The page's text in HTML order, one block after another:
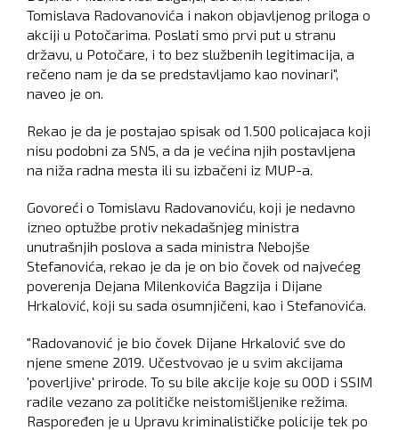
Tomislava Radovanovića i nakon objavljenog priloga o
akciji u Potočarima. Poslati smo prvi put u stranu
državu, u Potočare, i to bez službenih legitimacija, a
rečeno nam je da se predstavljamo kao novinari",
naveo je on.
Rekao je da je postajao spisak od 1.500 policajaca koji
nisu podobni za SNS, a da je većina njih postavljena
na niža radna mesta ili su izbačeni iz MUP-a.
Govoreći o Tomislavu Radovanoviću, koji je nedavno
izneo optužbe protiv nekadašnjeg ministra
unutrašnjih poslova a sada ministra Nebojše
Stefanovića, rekao je da je on bio čovek od najvećeg
poverenja Dejana Milenkovića Bagzija i Dijane
Hrkalović, koji su sada osumnjičeni, kao i Stefanovića.
"Radovanović je bio čovek Dijane Hrkalović sve do
njene smene 2019. Učestvovao je u svim akcijama
'poverljive' prirode. To su bile akcije koje su OOD i SSIM
radile vezano za političke neistomišljenike režima.
Raspoređen je u Upravu kriminalističke policije tek po